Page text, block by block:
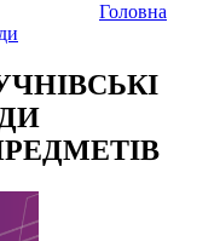
Головна